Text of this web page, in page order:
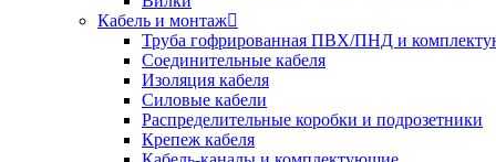
Кабель и монтаж
Труба гофрированная ПВХ/ПНД и
Соединительные кабеля
Изоляция кабеля
Силовые кабели
Распределительные коробки и подрозетники
Крепеж кабеля